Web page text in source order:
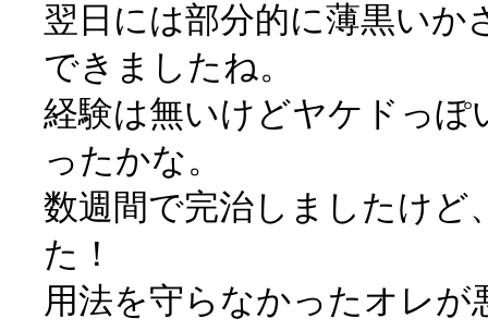
翌日には部分的に薄黒いか
できましたね。
経験は無いけどヤケドっぽ
ったかな。
数週間で完治しましたけど
た！
用法を守らなかったオレが